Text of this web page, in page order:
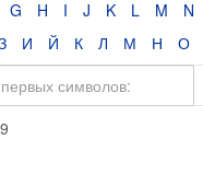
G H I J K L M N
И Й К Л М Н О